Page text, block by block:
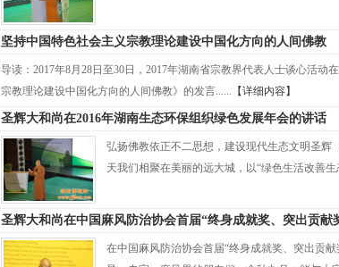
坚持中国特色社会主义宗教理论建设中国化方向的人间佛教
导读：2017年8月28日至30日，2017年湖南省宗教界代表人士谈心活
宗教理论建设中国化方向的人间佛教》的发言...... 【详细内容】
圣辉大和尚在2016年湖南生态环保组织绿色发展年会的讲话
弘扬佛教依正不二思想，建设现代生态文明圣辉
天我们相聚在美丽的远大城，以“绿色生活改善
圣辉大和尚在中国麻风防治协会首届“终身成就奖、突出贡
在中国麻风防治协会首届“终身成就奖、突出贡